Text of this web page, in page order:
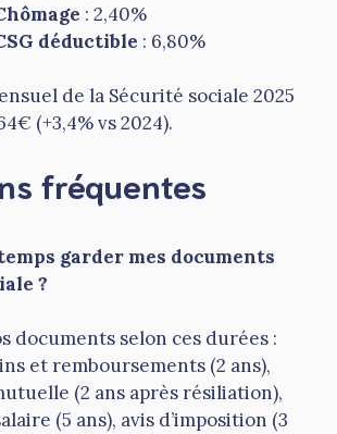
: 2,40%
déductible : 6,80%
de la Sécurité sociale 2025
(+3,4% vs 2024).
fréquentes
garder mes documents
?
documents selon ces durées :
et remboursements (2 ans),
(2 ans après résiliation),
(5 ans), avis d’imposition (3